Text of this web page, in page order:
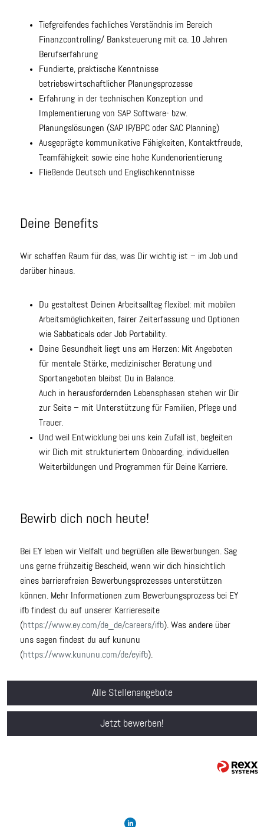
Tiefgreifendes fachliches Verständnis im Bereich
Finanzcontrolling/ Banksteuerung mit ca. 10 Jahren
Berufserfahrung
Fundierte, praktische Kenntnisse
betriebswirtschaftlicher Planungsprozesse
Erfahrung in der technischen Konzeption und
Implementierung von SAP Software- bzw.
Planungslösungen (SAP IP/BPC oder SAC Planning)
Ausgeprägte kommunikative Fähigkeiten, Kontaktfreude,
Teamfähigkeit sowie eine hohe Kundenorientierung
Fließende Deutsch und Englischkenntnisse
Deine Benefits
Wir schaffen Raum für das, was Dir wichtig ist – im Job und
darüber hinaus.
Du gestaltest Deinen Arbeitsalltag flexibel: mit mobilen
Arbeitsmöglichkeiten, fairer Zeiterfassung und Optionen
wie Sabbaticals oder Job Portability.
Deine Gesundheit liegt uns am Herzen: Mit Angeboten
für mentale Stärke, medizinischer Beratung und
Sportangeboten bleibst Du in Balance.
Auch in herausfordernden Lebensphasen stehen wir Dir
zur Seite – mit Unterstützung für Familien, Pflege und
Trauer.
Und weil Entwicklung bei uns kein Zufall ist, begleiten
wir Dich mit strukturiertem Onboarding, individuellen
Weiterbildungen und Programmen für Deine Karriere.
Bewirb dich noch heute!
Bei EY leben wir Vielfalt und begrüßen alle Bewerbungen. Sag
uns gerne frühzeitig Bescheid, wenn wir dich hinsichtlich
eines barrierefreien Bewerbungsprozesses unterstützen
können. Mehr Informationen zum Bewerbungsprozess bei EY
ifb findest du auf unserer Karriereseite
(https://www.ey.com/de_de/careers/ifb). Was andere über
uns sagen findest du auf kununu
(https://www.kununu.com/de/eyifb).
Alle Stellenangebote
Jetzt bewerben!